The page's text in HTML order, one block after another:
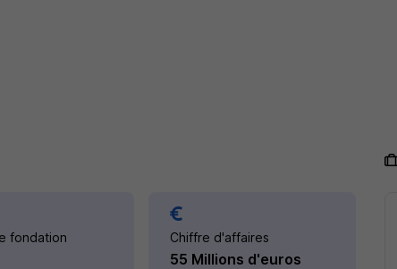
fondation Chiffre d'affaires
55 Millions d'euros